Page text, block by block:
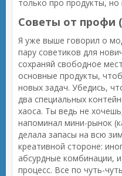
только про продукты, но
Советы от профи
Я уже выше говорил о
пару советиков для
сохраняй свободное
основные продукты,
новых задач. Убедись,
два специальных
хаоса. Ты ведь не
напоминал мини-рынок
делала запасы на всю
креативной стороне:
абсурдные комбинации,
процесс. Все по чуть-